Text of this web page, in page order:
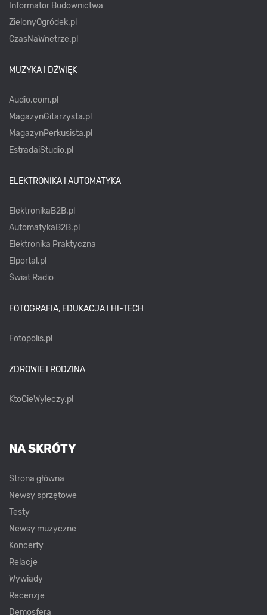
Informator Budownictwa
ZielonyOgródek.pl
CzasNaWnetrze.pl
MUZYKA I DŹWIĘK
Audio.com.pl
MagazynGitarzysta.pl
MagazynPerkusista.pl
EstradaiStudio.pl
ELEKTRONIKA I AUTOMATYKA
ElektronikaB2B.pl
AutomatykaB2B.pl
Elektronika Praktyczna
Elportal.pl
Świat Radio
FOTOGRAFIA, EDUKACJA I HI-TECH
Fotopolis.pl
ZDROWIE I RODZINA
KtoCieWyleczy.pl
NA SKRÓTY
Strona główna
Newsy sprzętowe
Testy
Newsy muzyczne
Koncerty
Relacje
Wywiady
Recenzje
Demosfera